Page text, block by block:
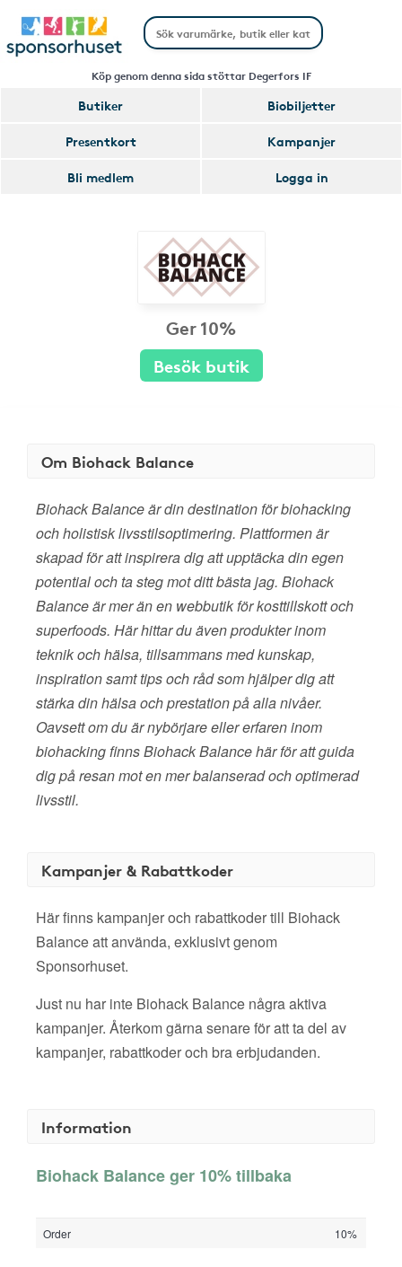
Köp genom denna sida stöttar Degerfors IF
Butiker
Biobiljetter
Presentkort
Kampanjer
Bli medlem
Logga in
Ger 10%
Besök butik
Om Biohack Balance
Biohack Balance är din destination för biohacking
och holistisk livsstilsoptimering. Plattformen är
skapad för att inspirera dig att upptäcka din egen
potential och ta steg mot ditt bästa jag. Biohack
Balance är mer än en webbutik för kosttillskott och
superfoods. Här hittar du även produkter inom
teknik och hälsa, tillsammans med kunskap,
inspiration samt tips och råd som hjälper dig att
stärka din hälsa och prestation på alla nivåer.
Oavsett om du är nybörjare eller erfaren inom
biohacking finns Biohack Balance här för att guida
dig på resan mot en mer balanserad och optimerad
livsstil.
Kampanjer & Rabattkoder
Här finns kampanjer och rabattkoder till Biohack
Balance att använda, exklusivt genom
Sponsorhuset.
Just nu har inte Biohack Balance några aktiva
kampanjer. Återkom gärna senare för att ta del av
kampanjer, rabattkoder och bra erbjudanden.
Information
Biohack Balance ger 10% tillbaka
Order 10%